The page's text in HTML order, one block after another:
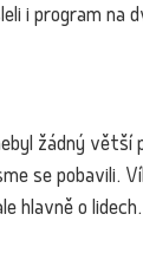
i program na
žádný větší
se pobavili.
hlavně o